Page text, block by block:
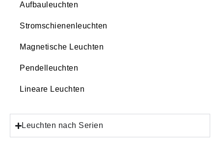
Aufbauleuchten
Stromschienenleuchten
Magnetische Leuchten
Pendelleuchten
Lineare Leuchten
Leuchten nach Serien